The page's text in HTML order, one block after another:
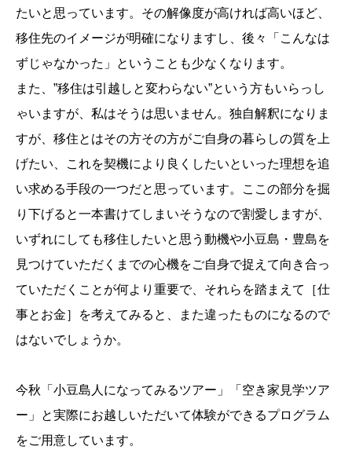
たいと思っています。その解像度が高ければ高いほど、
移住先のイメージが明確になりますし、後々「こんなは
ずじゃなかった」ということも少なくなります。
また、”移住は引越しと変わらない”という方もいらっし
ゃいますが、私はそうは思いません。独自解釈になりま
すが、移住とはその方その方がご自身の暮らしの質を上
げたい、これを契機により良くしたいといった理想を追
い求める手段の一つだと思っています。ここの部分を掘
り下げると一本書けてしまいそうなので割愛しますが、
いずれにしても移住したいと思う動機や小豆島・豊島を
見つけていただくまでの心機をご自身で捉えて向き合っ
ていただくことが何より重要で、それらを踏まえて［仕
事とお金］を考えてみると、また違ったものになるので
はないでしょうか。
今秋「小豆島人になってみるツアー」「空き家見学ツア
ー」と実際にお越しいただいて体験ができるプログラム
をご用意しています。